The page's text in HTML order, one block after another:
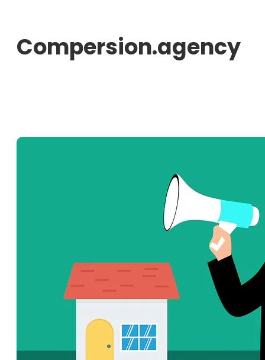
contenu
Compersion.agency